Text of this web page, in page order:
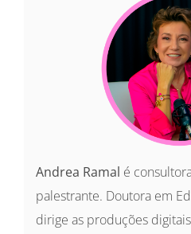
Andrea Ramal é
palestrante. Doutora em
dirige as produções